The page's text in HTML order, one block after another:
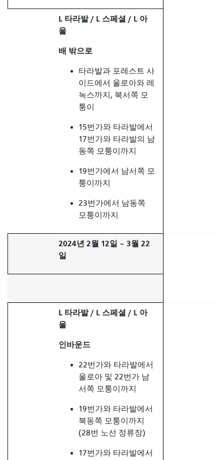
L 타라발 / L 스페셜 / L 아
울
배 밖으로
타라발과 포레스트 사
이드에서 울로아와 레
녹스까지, 북서쪽 모
퉁이
15번가와 타라발에서
17번가와 타라발의 남
동쪽 모퉁이까지
19번가에서 남서쪽 모
퉁이까지
23번가에서 남동쪽
모퉁이까지
2024년 2월 12일 ~ 3월 22
일
L 타라발 / L 스페셜 / L 아
울
인바운드
22번가와 타라발에서
울로아 및 22번가 남
서쪽 모퉁이까지
19번가와 타라발에서
북동쪽 모퉁이까지
(28번 노선 정류장)
17번가와 타라발에서